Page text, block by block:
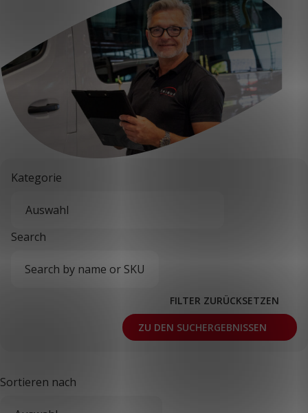
Erfolgsgeschichten
KUNDENPORTAL
Kategorie
Search
FILTER ZURÜCKSETZEN
ZU DEN SUCHERGEBNISSEN
Sortieren nach